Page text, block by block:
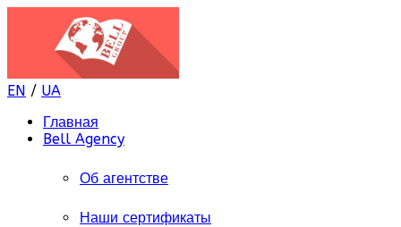
EN / UA
Главная
Bell Agency
Об агентстве
Наши сертификаты